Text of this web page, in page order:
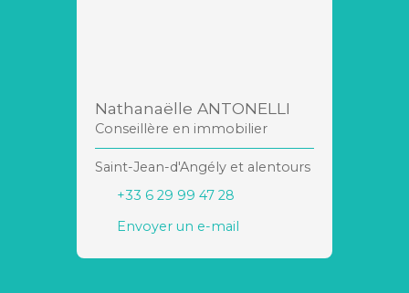
Nathanaëlle ANTONELLI
Conseillère en immobilier
Saint-Jean-d'Angély et alentours
+33 6 29 99 47 28
Envoyer un e-mail